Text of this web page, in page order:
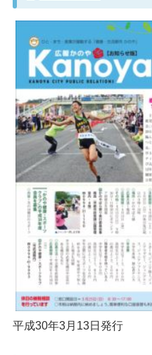
平成30年3月13日発行